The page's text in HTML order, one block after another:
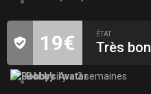
19€ ÉTAT
Très bon
Bobbyil y a 2 semaines